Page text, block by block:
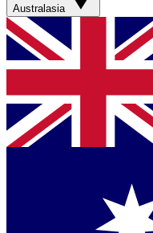
Australasia